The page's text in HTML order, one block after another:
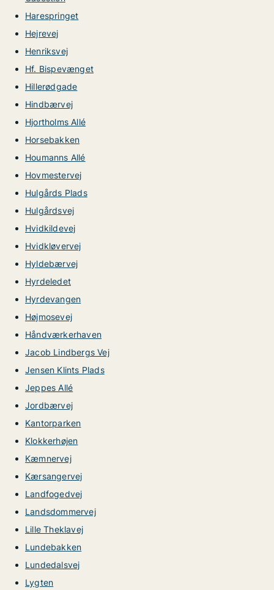
Harespringet
Hejrevej
Henriksvej
Hf. Bispevænget
Hillerødgade
Hindbærvej
Hjortholms Allé
Horsebakken
Houmanns Allé
Hovmestervej
Hulgårds Plads
Hulgårdsvej
Hvidkildevej
Hvidkløvervej
Hyldebærvej
Hyrdeledet
Hyrdevangen
Højmosevej
Håndværkerhaven
Jacob Lindbergs Vej
Jensen Klints Plads
Jeppes Allé
Jordbærvej
Kantorparken
Klokkerhøjen
Kæmnervej
Kærsangervej
Landfogedvej
Landsdommervej
Lille Theklavej
Lundebakken
Lundedalsvej
Lygten